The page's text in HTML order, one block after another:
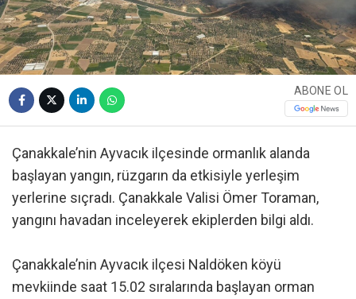
ABONE OL
Çanakkale’nin Ayvacık ilçesinde ormanlık alanda
başlayan yangın, rüzgarın da etkisiyle yerleşim
yerlerine sıçradı. Çanakkale Valisi Ömer Toraman,
yangını havadan inceleyerek ekiplerden bilgi aldı.
Çanakkale’nin Ayvacık ilçesi Naldöken köyü
mevkiinde saat 15.02 sıralarında başlayan orman